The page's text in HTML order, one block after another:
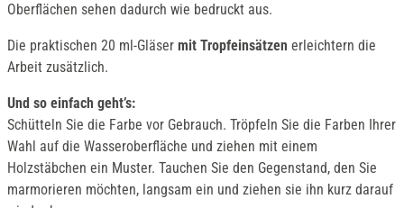
Oberflächen sehen dadurch wie bedruckt aus.
Die praktischen 20 ml-Gläser mit Tropfeinsätzen erleichtern die
Arbeit zusätzlich.
Und so einfach geht’s:
Schütteln Sie die Farbe vor Gebrauch. Tröpfeln Sie die Farben Ihrer
Wahl auf die Wasseroberfläche und ziehen mit einem
Holzstäbchen ein Muster. Tauchen Sie den Gegenstand, den Sie
marmorieren möchten, langsam ein und ziehen sie ihn kurz darauf